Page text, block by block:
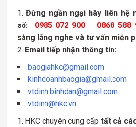
Đừng ngần ngại hãy liên hệ
số:
0985 072 900 – 0868 588
sàng lắng nghe và tư vấn miễn
Email tiếp nhận thông tin:
baogiahkc@gmail.com
kinhdoanhbaogia@gmail.com
vtdinh.binhdan@gmail.com
vtdinh@hkc.vn
HKC chuyên cung cấp tất cả